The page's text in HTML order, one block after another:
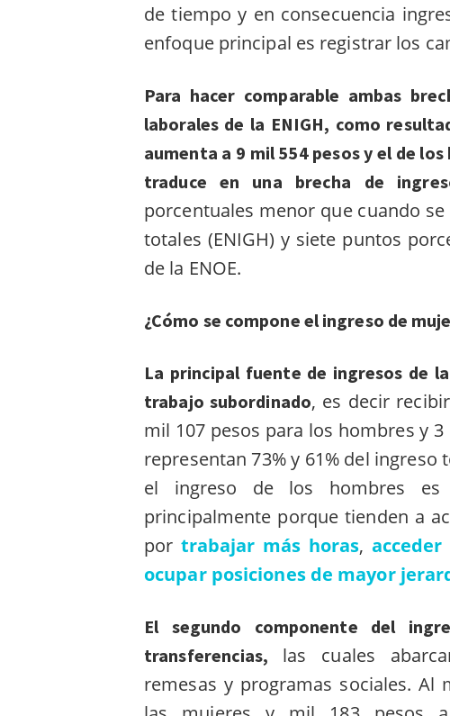
de tiempo y en consecuencia
enfoque principal es registrar los
Para hacer comparable ambas
laborales de la ENIGH, como
aumenta a 9 mil 554 pesos y el de
traduce en una brecha de
porcentuales menor que cuando
totales (ENIGH) y siete puntos
de la ENOE.
¿Cómo se compone el ingreso de
La principal fuente de ingresos de
trabajo subordinado, es decir
mil 107 pesos para los hombres y
representan 73% y 61% del
el ingreso de los hombres
principalmente porque tienden a
por trabajar más horas,
ocupar posiciones de mayor
El segundo componente del
transferencias, las cuales
remesas y programas sociales. Al